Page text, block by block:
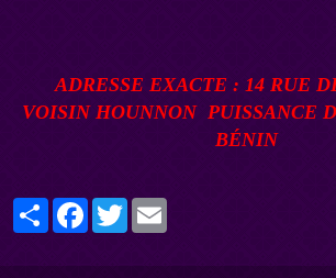
ADRESSE EXACTE : 14 RUE
VOISIN HOUNNON PUISSANCE
BÉNIN
PartagerFacebook
Twitter